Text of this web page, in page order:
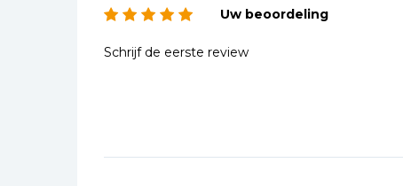
Regio | Alblasserwaard
Romans
Uw beoordeling
Schrijf de eerste review